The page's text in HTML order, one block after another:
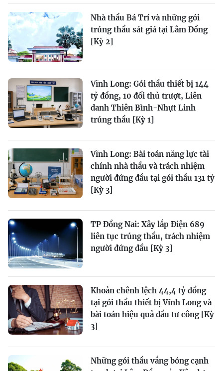
Nhà thầu Bá Trí và những gói
trúng thầu sát giá tại Lâm Đồng
[Kỳ 2]
Vĩnh Long: Gói thầu thiết bị 144
tỷ đồng, 10 đối thủ trượt, Liên
danh Thiên Bình-Nhựt Linh
trúng thầu [Kỳ 1]
Vĩnh Long: Bài toán năng lực tài
chính nhà thầu và trách nhiệm
người đứng đầu tại gói thầu 131 tỷ
[Kỳ 3]
TP Đồng Nai: Xây lắp Điện 689
liên tục trúng thầu, trách nhiệm
người đứng đầu [Kỳ 3]
Khoản chênh lệch 44,4 tỷ đồng
tại gói thầu thiết bị Vĩnh Long và
bài toán hiệu quả đầu tư công [Kỳ
3]
Những gói thầu vắng bóng cạnh